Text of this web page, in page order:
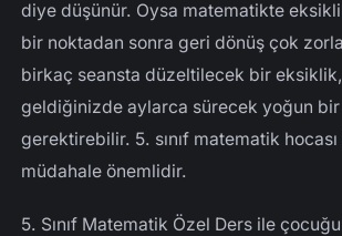
diye düşünür. Oysa matematikte
bir noktadan sonra geri dönüş çok
birkaç seansta düzeltilecek bir eksiklik,
geldiğinizde aylarca sürecek yoğun bir
gerektirebilir. 5. sınıf matematik
müdahale önemlidir.
5. Sınıf Matematik Özel Ders ile